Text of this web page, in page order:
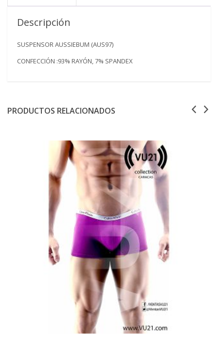
Descripción
SUSPENSOR AUSSIEBUM (AUS97)
CONFECCIÓN :93% RAYÓN, 7% SPANDEX
PRODUCTOS RELACIONADOS